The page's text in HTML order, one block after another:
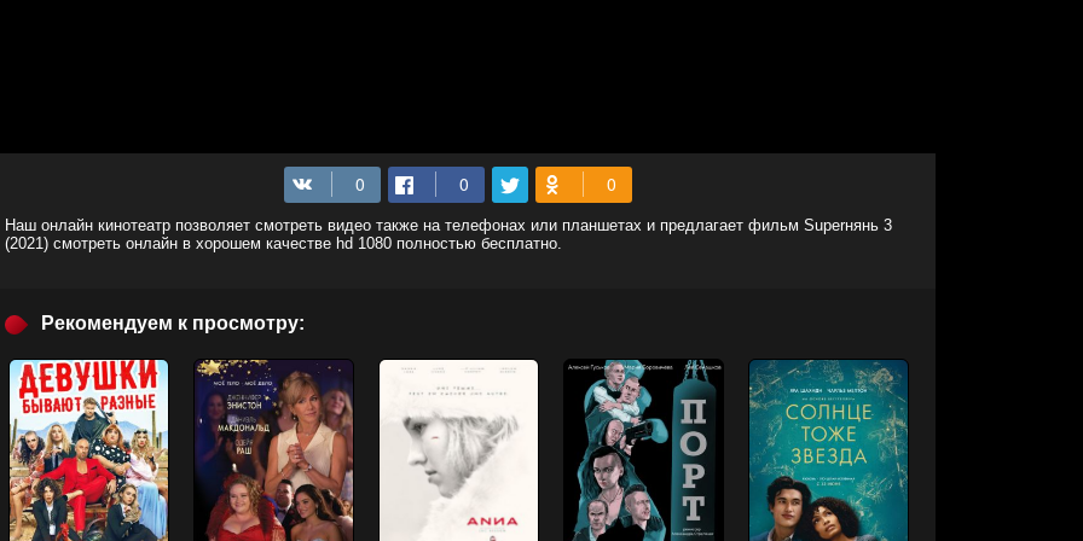
Наш онлайн кинотеатр позволяет смотреть видео также на телефонах или планшетах и предлагает фильм Superнянь 3
(2021) смотреть онлайн в хорошем качестве hd 1080 полностью бесплатно.
Рекомендуем к просмотру: